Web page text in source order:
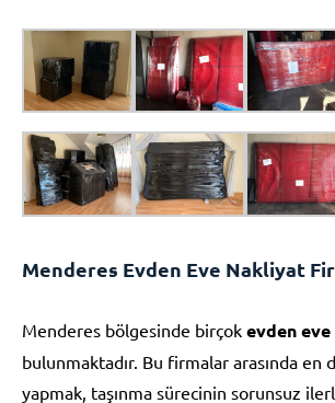
Menderes Evden Eve Nakliyat
Menderes bölgesinde birçok evden
bulunmaktadır. Bu firmalar arasında en
yapmak, taşınma sürecinin sorunsuz